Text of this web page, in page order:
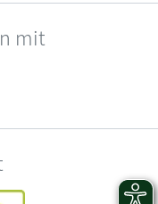
mit